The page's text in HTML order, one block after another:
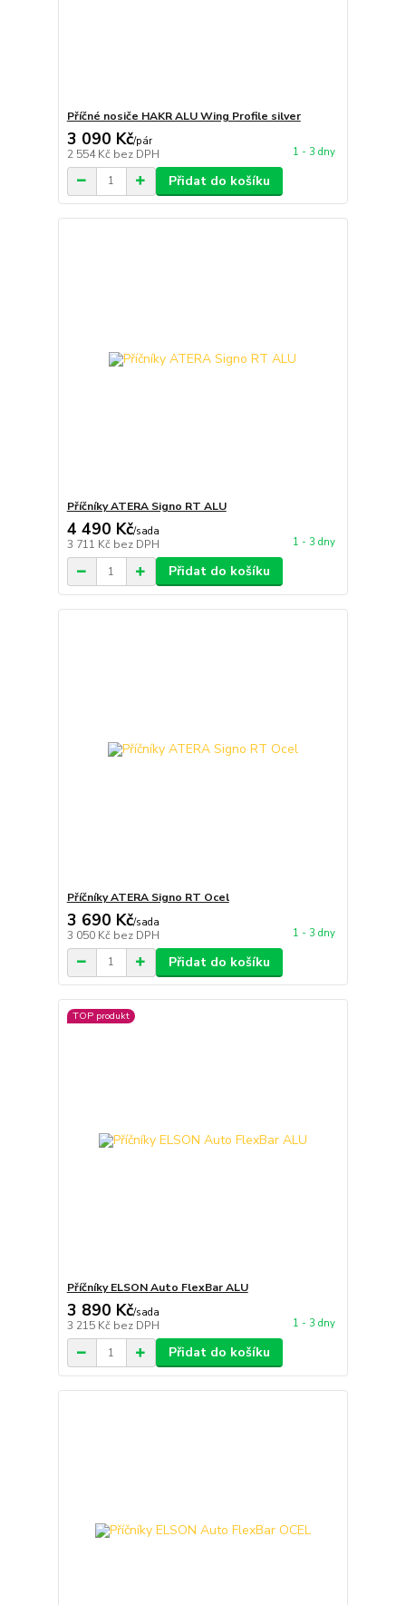
Příčné nosiče HAKR ALU Wing Profile silver
3 090 Kč/pár
2 554 Kč bez DPH 1 - 3 dny
Přidat do košíku
Příčníky ATERA Signo RT ALU
4 490 Kč/sada
3 711 Kč bez DPH 1 - 3 dny
Přidat do košíku
Příčníky ATERA Signo RT Ocel
3 690 Kč/sada
3 050 Kč bez DPH 1 - 3 dny
Přidat do košíku
TOP produkt
Příčníky ELSON Auto FlexBar ALU
3 890 Kč/sada
3 215 Kč bez DPH 1 - 3 dny
Přidat do košíku